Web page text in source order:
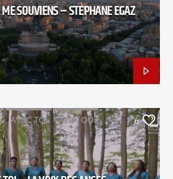
SOUVIENS – STÉPHANE EGAZ
AVEC TOI AVEK OU
JAMES S. ALCINDOR
6